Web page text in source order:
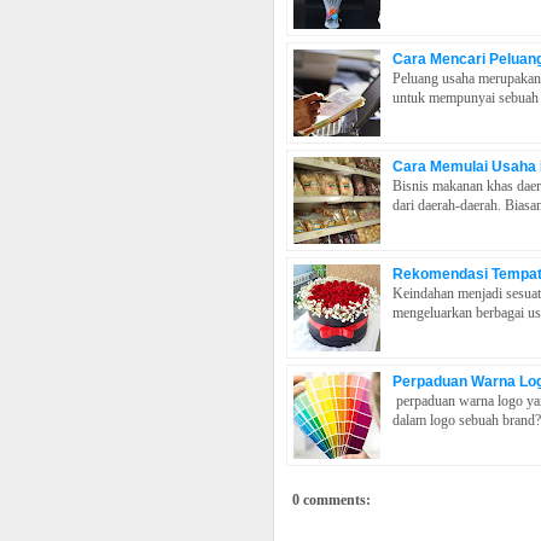
Cara Mencari
Peluang usaha
untuk mempunyai
Cara Memulai
Bisnis makanan khas
dari daerah-daerah.
Rekomendasi
Keindahan menjadi
mengeluarkan berbagai
Perpaduan Warna
perpaduan warna logo
dalam logo sebuah
0 comments: